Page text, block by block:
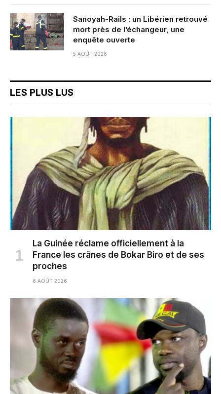
Sanoyah-Rails : un Libérien retrouvé
mort près de l’échangeur, une
enquête ouverte
5 AOÛT 2026
LES PLUS LUS
La Guinée réclame officiellement à la
France les crânes de Bokar Biro et de ses
proches
6 AOÛT 2026